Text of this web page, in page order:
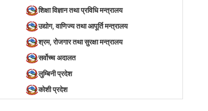
शिक्षा विज्ञान तथा प्रविधि मन्त्रालय
उद्योग, वाणिज्य तथा आपूर्ति मन्त्रालय
श्रम, रोजगार तथा सुरक्षा मन्त्रालय
सर्वोच्च अदालत
लुम्बिनी प्रदेश
कोशी प्रदेश